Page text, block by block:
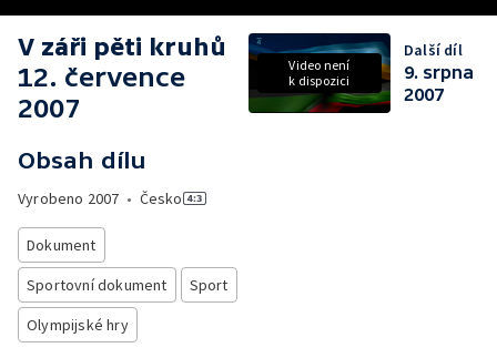
V záři pěti kruhů
12. července
2007
Obsah dílu
Vyrobeno 2007 • Česko
Dokument
Sportovní dokument
Sport
Olympijské hry
Video není
k dispozici
Další díl
9. srpna
2007